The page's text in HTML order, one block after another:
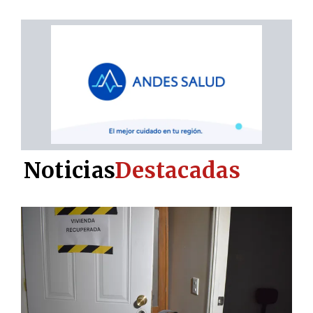
NoticiasDestacadas